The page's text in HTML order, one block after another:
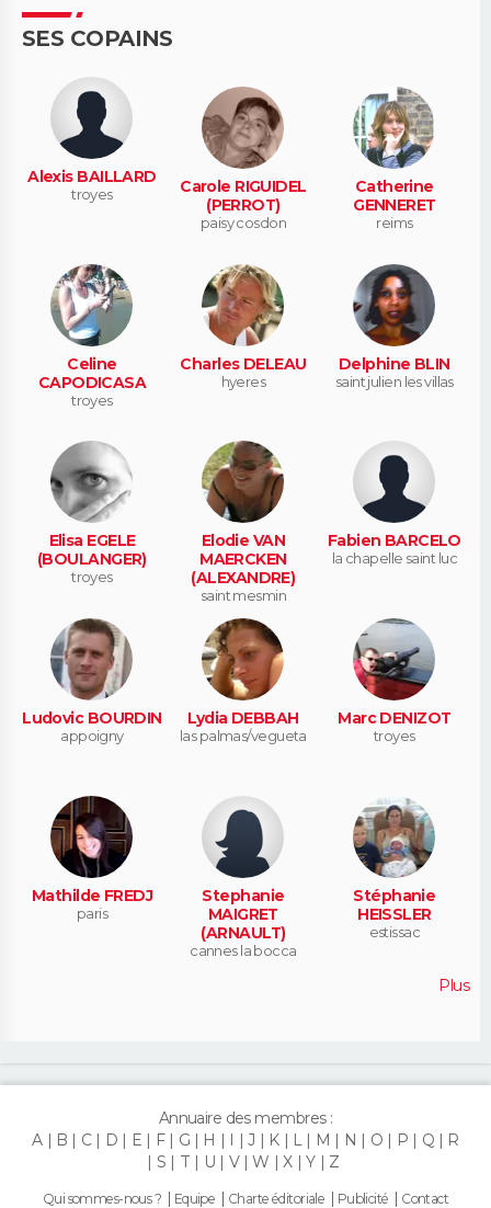
SES COPAINS
Alexis BAILLARD
troyes
Carole RIGUIDEL
(PERROT)
paisy cosdon
Catherine
GENNERET
reims
Celine
CAPODICASA
troyes
Charles DELEAU
hyeres
Delphine BLIN
saint julien les villas
Elisa EGELE
(BOULANGER)
troyes
Elodie VAN
MAERCKEN
(ALEXANDRE)
saint mesmin
Fabien BARCELO
la chapelle saint luc
Ludovic BOURDIN
appoigny
Lydia DEBBAH
las palmas/vegueta
Marc DENIZOT
troyes
Mathilde FREDJ
paris
Stephanie
MAIGRET
(ARNAULT)
cannes la bocca
Stéphanie
HEISSLER
estissac
Plus
Annuaire des membres :
A
B C D E F G H I J K L M N O P Q
R
S
T U V W X Y Z
Qui sommes-nous ? Equipe Charte éditoriale Publicité Contact